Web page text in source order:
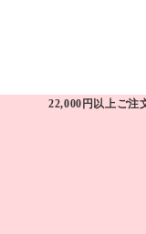
22,000円以上ご注